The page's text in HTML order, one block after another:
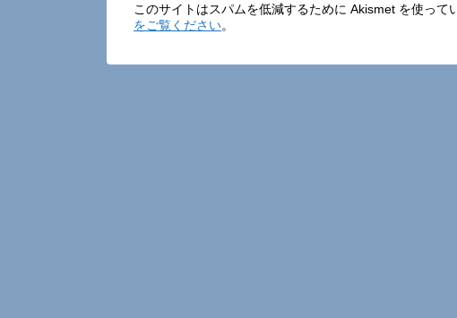
このサイトはスパムを低減するために Akismet を使って
をご覧ください。